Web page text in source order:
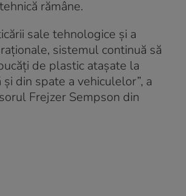
rămâne.
sale tehnologice și a
sistemul continuă să
de plastic atașate la
din spate a vehiculelor”, a
Frejzer Sempson din